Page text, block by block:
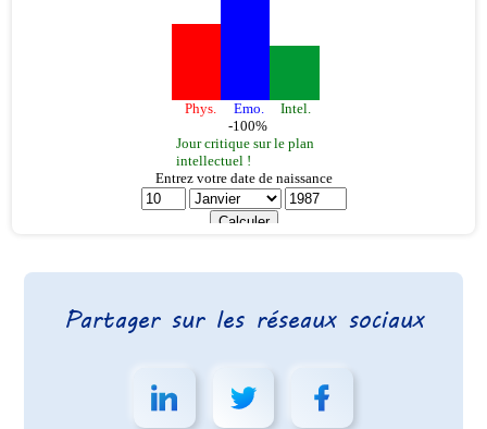
Partager sur les réseaux sociaux